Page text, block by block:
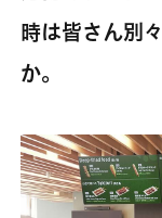
時は皆さん別
か。